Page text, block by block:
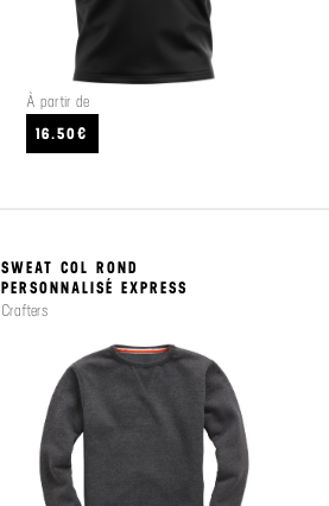
À partir de
16.50€
SWEAT COL ROND
PERSONNALISÉ EXPRESS
Crafters